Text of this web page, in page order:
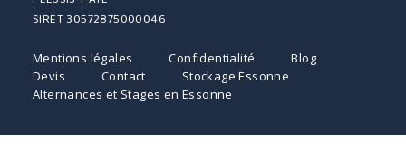
SIRET 30572875000046
Mentions légales Confidentialité
Blog
Devis
Contact
Stockage Essonne
Alternances et Stages en Essonne